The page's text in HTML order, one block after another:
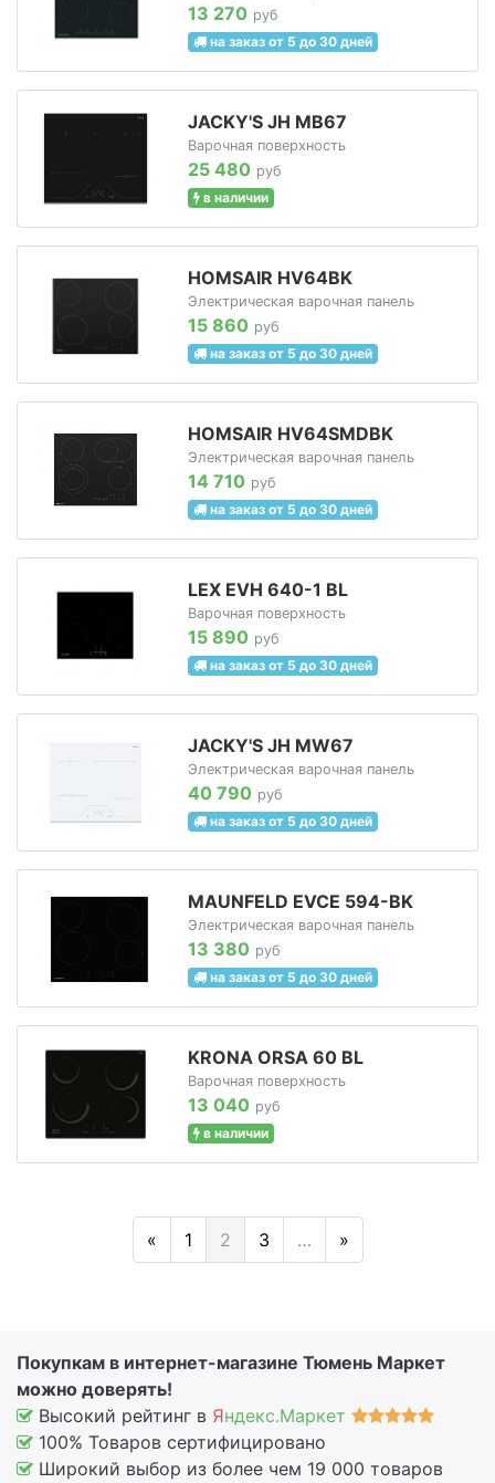
13 270 руб
на заказ от 5 до 30 дней
JACKY'S JH MB67
Варочная поверхность
25 480 руб
в наличии
HOMSAIR HV64BK
Электрическая варочная панель
15 860 руб
на заказ от 5 до 30 дней
HOMSAIR HV64SMDBK
Электрическая варочная панель
14 710 руб
на заказ от 5 до 30 дней
LEX EVH 640-1 BL
Варочная поверхность
15 890 руб
на заказ от 5 до 30 дней
JACKY'S JH MW67
Электрическая варочная панель
40 790 руб
на заказ от 5 до 30 дней
MAUNFELD EVCE 594-BK
Электрическая варочная панель
13 380 руб
на заказ от 5 до 30 дней
KRONA ORSA 60 BL
Варочная поверхность
13 040 руб
в наличии
« 1 2 3 … »
Покупкам в интернет-магазине Тюмень Маркет
можно доверять!
Высокий рейтинг в Яндекс.Маркет
100% Товаров сертифицировано
Широкий выбор из более чем 19 000 товаров